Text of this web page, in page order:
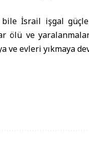
İsrail işgal
ölü ve
evleri yıkmaya